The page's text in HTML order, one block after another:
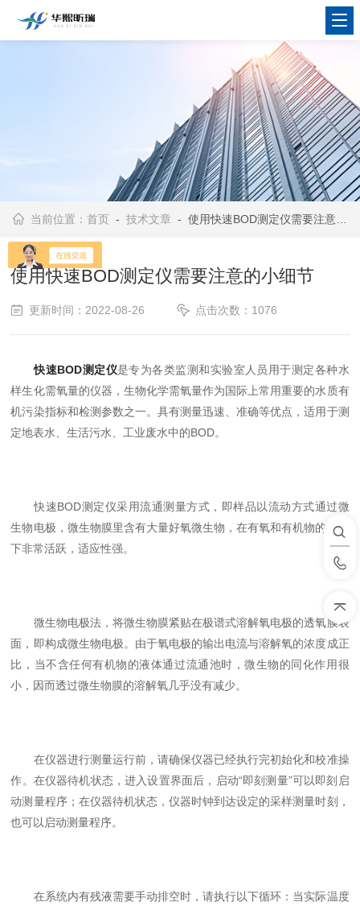
当前位置：首页 -技术文章 - 使用快速BOD测定仪需要注意的小细节
使用快速BOD测定仪需要注意的小细节
更新时间：2022-08-26 点击次数：1076
快速BOD测定仪是专为各类监测和实验室人员用于测定各种水
样生化需氧量的仪器，生物化学需氧量作为国际上常用重要的水质有
机污染指标和检测参数之一。具有测量迅速、准确等优点，适用于测
定地表水、生活污水、工业废水中的BOD。
快速BOD测定仪采用流通测量方式，即样品以流动方式通过微
生物电极，微生物膜里含有大量好氧微生物，在有氧和有机物的环境
下非常活跃，适应性强。
微生物电极法，将微生物膜紧贴在极谱式溶解氧电极的透氧膜表
面，即构成微生物电极。由于氧电极的输出电流与溶解氧的浓度成正
比，当不含任何有机物的液体通过流通池时，微生物的同化作用很
小，因而透过微生物膜的溶解氧几乎没有减少。
在仪器进行测量运行前，请确保仪器已经执行完初始化和校准操
作。在仪器待机状态，进入设置界面后，启动“即刻测量”可以即刻启
动测量程序；在仪器待机状态，仪器时钟到达设定的采样测量时刻，
也可以启动测量程序。
在系统内有残液需要手动排空时，请执行以下循环：当实际温度